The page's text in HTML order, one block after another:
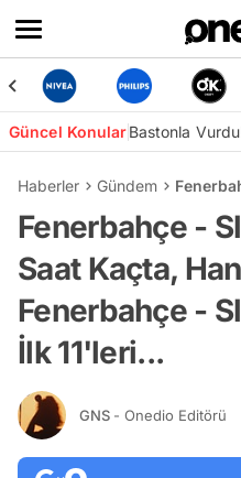
Güncel KonularBastonla
Haberler Gündem
Fenerbahçe -
Saat Kaçta,
Fenerbahçe -
İlk 11'leri...
GNS - Onedio Editörü